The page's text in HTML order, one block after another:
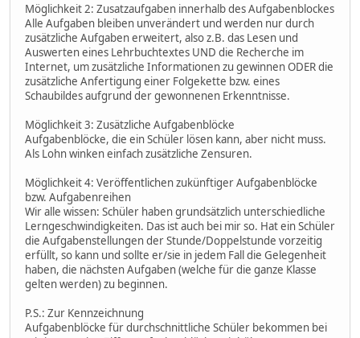
Möglichkeit 2: Zusatzaufgaben innerhalb des Aufgabenblockes
Alle Aufgaben bleiben unverändert und werden nur durch
zusätzliche Aufgaben erweitert, also z.B. das Lesen und
Auswerten eines Lehrbuchtextes UND die Recherche im
Internet, um zusätzliche Informationen zu gewinnen ODER die
zusätzliche Anfertigung einer Folgekette bzw. eines
Schaubildes aufgrund der gewonnenen Erkenntnisse.
Möglichkeit 3: Zusätzliche Aufgabenblöcke
Aufgabenblöcke, die ein Schüler lösen kann, aber nicht muss.
Als Lohn winken einfach zusätzliche Zensuren.
Möglichkeit 4: Veröffentlichen zukünftiger Aufgabenblöcke
bzw. Aufgabenreihen
Wir alle wissen: Schüler haben grundsätzlich unterschiedliche
Lerngeschwindigkeiten. Das ist auch bei mir so. Hat ein Schüler
die Aufgabenstellungen der Stunde/Doppelstunde vorzeitig
erfüllt, so kann und sollte er/sie in jedem Fall die Gelegenheit
haben, die nächsten Aufgaben (welche für die ganze Klasse
gelten werden) zu beginnen.
P.S.: Zur Kennzeichnung
Aufgabenblöcke für durchschnittliche Schüler bekommen bei